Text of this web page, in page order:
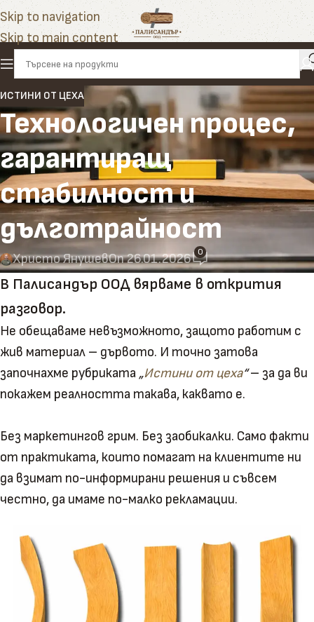
Skip to navigation
Skip to main content
ИСТИНИ ОТ ЦЕХА
Технологичен процес,
гарантиращ
стабилност и
дълготрайност
Христо ЯнушевOn 26.01.2026 0
В Палисандър ООД вярваме в открития
разговор.
Не обещаваме невъзможното, защото работим с
жив материал – дървото. И точно затова
започнахме рубриката „Истини от цеха“– за да ви
покажем реалността такава, каквато е.
Без маркетингов грим. Без заобикалки. Само факти
от практиката, които помагат на клиентите ни
да взимат по-информирани решения и съвсем
честно, да имаме по-малко рекламации.